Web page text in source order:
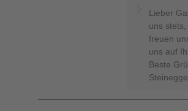
Lieber
uns
freuen
uns auf
Beste